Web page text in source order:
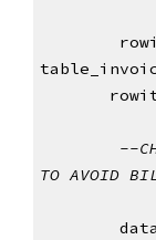
--
TO AVOID